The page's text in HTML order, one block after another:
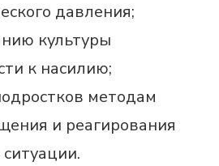
давления;
культуры
к насилию;
методам
и реагирования